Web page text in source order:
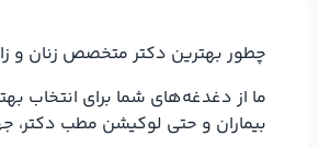
چطور بهترین دکتر متخصص زنان و
ما از دغدغه‌های شما برای انتخاب
بیماران و حتی لوکیشن مطب